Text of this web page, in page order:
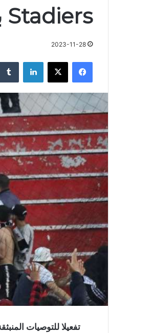
Stadiers بالملاعب
2023-11-28
فيسبوك X لينكدإن
تفعيلا للتوصيات